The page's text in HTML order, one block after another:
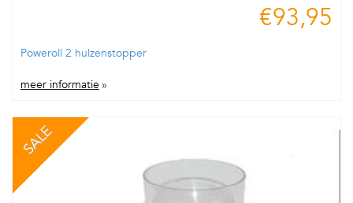
€93,95
Poweroll 2 hulzenstopper
meer informatie »
SALE